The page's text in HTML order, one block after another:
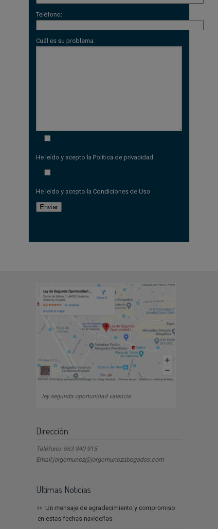
Teléfono:
Cuál es su problema:
He leído y acepto la Política de privacidad
He leído y acepto la Condiciones de Uso
ley segunda oportunidad valencia
Dirección
Teléfono: 963 940 915
Email:jorgemunoz@jorgemunozabogados.com
Ultimas Noticias
Un mensaje de agradecimiento y compromiso
en estas fechas navideñas